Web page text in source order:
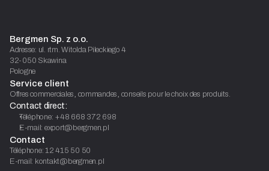
Bergmen Sp. z o.o.
Adresse: ul. rtm. Witolda Pileckiego 4
32-050 Skawina
Pologne
Service client
Offres commerciales, commandes, conseils pour le choix des produits.
Contact direct:
Téléphone: +48 668 372 698
E-mail: export@bergmen.pl
Contact
Téléphone: 12 415 50 50
E-mail: kontakt@bergmen.pl